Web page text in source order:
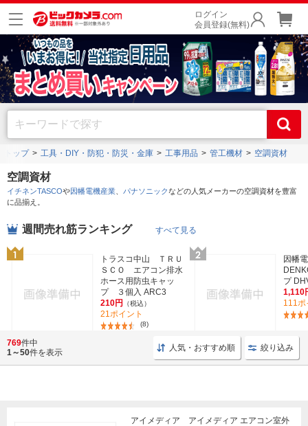
ログイン
会員登録(無料)
トップ 工具・DIY・防犯・防災・金庫 工事用品 管工機材 空調資材
空調資材
イチネンTASCOや因幡電機産業 パナソニックなどの人気メーカーの空調資材を豊富
に品揃え。
週間売れ筋ランキング すべて見る
トラスコ中山 ＴＲＵ
ＳＣＯ エアコン排水
ホース用防虫キャッ
プ ３個入 ARC3
210円
（税込）
21ポイント
(8)
因幡
プ
1,110
111ポ
769件中
1～50件を表示 人気・おすすめ順 絞り込み
アイメディア アイメディア エアコン室外